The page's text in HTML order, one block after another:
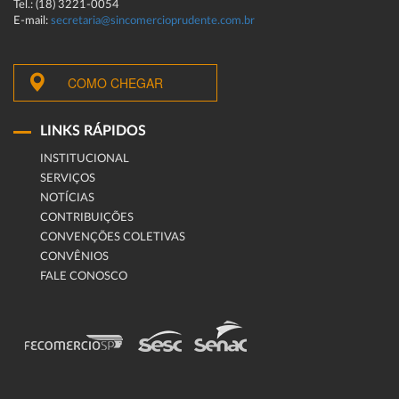
Tel.: (18) 3221-0054
E-mail: secretaria@sincomercioprudente.com.br
COMO CHEGAR
LINKS RÁPIDOS
INSTITUCIONAL
SERVIÇOS
NOTÍCIAS
CONTRIBUIÇÕES
CONVENÇÕES COLETIVAS
CONVÊNIOS
FALE CONOSCO